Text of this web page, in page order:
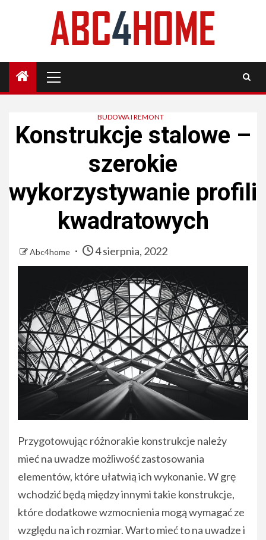
Menu
BUDOWA I REMONT
Konstrukcje stalowe –
szerokie
wykorzystywanie profili
kwadratowych
Abc4home 4 sierpnia, 2022
Przygotowując różnorakie konstrukcje należy
mieć na uwadze możliwość zastosowania
elementów, które ułatwią ich wykonanie. W grę
wchodzić będą między innymi takie konstrukcje,
które dodatkowe wzmocnienia mogą wymagać ze
względu na ich rozmiar. Warto mieć to na uwadze i